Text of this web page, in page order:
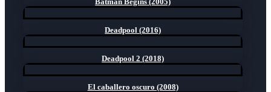
Deadpool (2016)
Deadpool 2 (2018)
El caballero oscuro (2008)